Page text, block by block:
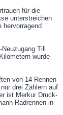
für die
unterstreichen
hervorragend
Till
wurde
von 14 Rennen
drei Zählern auf
ist Merkur Druck-
Radrennen in